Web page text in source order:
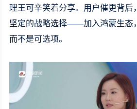
理王可辛笑着分享。用户催更背后
坚定的战略选择——加入鸿蒙生态
而不是可选项。